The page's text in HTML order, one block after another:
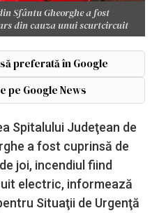
Sfântu Gheorghe a fost
din cauza unui scurtcircuit
preferată în Google
pe Google News
Spitalului Judeţean de
a fost cuprinsă de
joi, incendiul fiind
electric, informează
Situaţii de Urgenţă